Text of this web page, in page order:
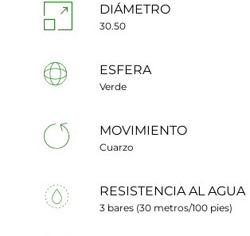
DIÁMETRO
30.50
ESFERA
Verde
MOVIMIENTO
Cuarzo
RESISTENCIA AL AGUA
3 bares (30 metros/100 pies)